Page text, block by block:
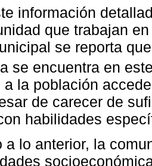
información
que trabajan
se reporta
se encuentra en
a la población
de carecer de
habilidades
a lo anterior, la